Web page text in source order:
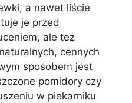
a nawet liście
je przed
ale też
cennych
sposobem jest
pomidory czy
w piekarniku